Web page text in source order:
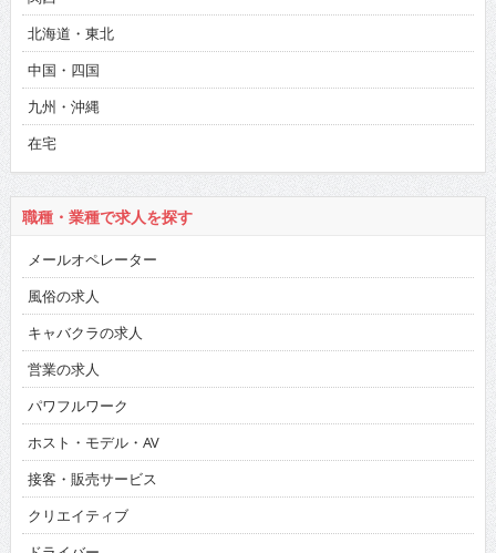
北海道・東北
中国・四国
九州・沖縄
在宅
職種・業種で求人を探す
メールオペレーター
風俗の求人
キャバクラの求人
営業の求人
パワフルワーク
ホスト・モデル・AV
接客・販売サービス
クリエイティブ